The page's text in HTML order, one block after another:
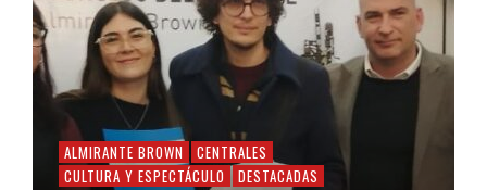
ALMIRANTE BROWN
CENTRALES
CULTURA Y ESPECTÁCULO
DESTACADAS